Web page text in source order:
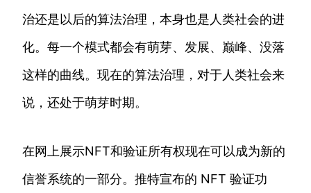
治还是以后的算法治理，本身也是人类社会的进
化。每一个模式都会有萌芽、发展、巅峰、没落
这样的曲线。现在的算法治理，对于人类社会来
说，还处于萌芽时期。
在网上展示NFT和验证所有权现在可以成为新的
信誉系统的一部分。推特宣布的 NFT 验证功